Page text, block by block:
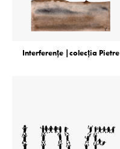
Interferenţe |colecţia Pietre